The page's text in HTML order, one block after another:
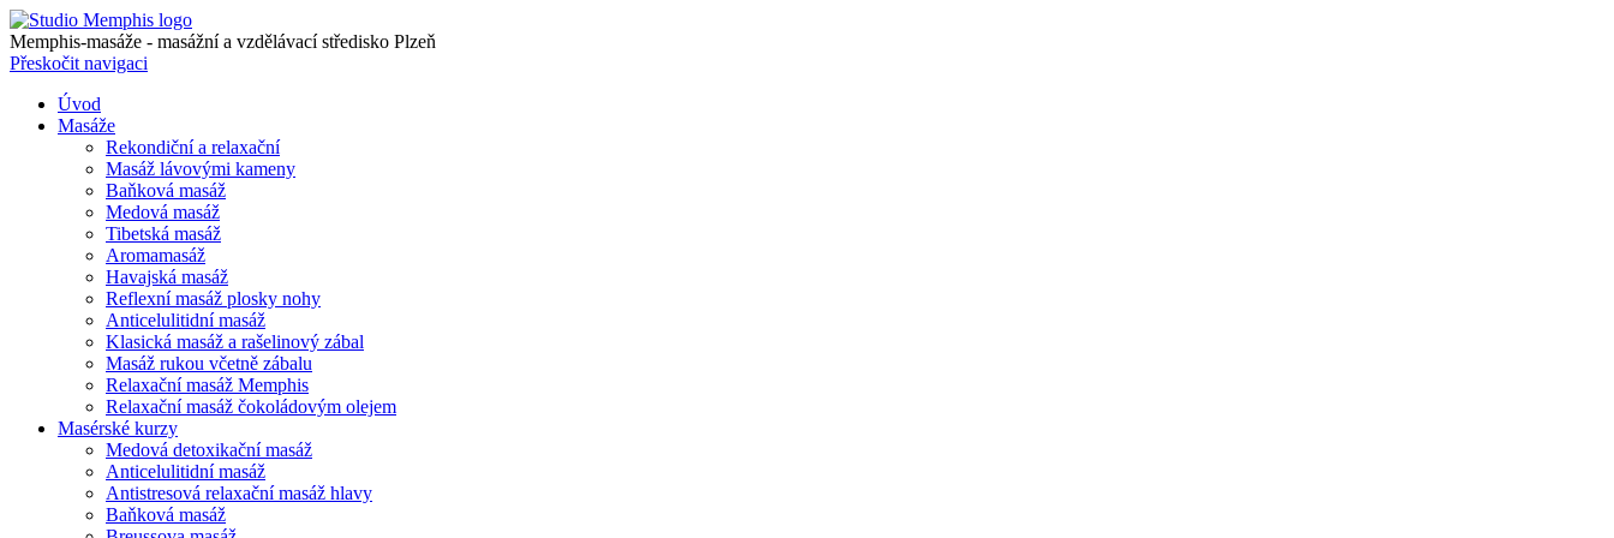
Memphis-masáže - masážní a vzdělávací středisko Plzeň
Přeskočit navigaci
Úvod
Masáže
Rekondiční a relaxační
Masáž lávovými kameny
Baňková masáž
Medová masáž
Tibetská masáž
Aromamasáž
Havajská masáž
Reflexní masáž plosky nohy
Anticelulitidní masáž
Klasická masáž a rašelinový zábal
Masáž rukou včetně zábalu
Relaxační masáž Memphis
Relaxační masáž čokoládovým olejem
Masérské kurzy
Medová detoxikační masáž
Anticelulitidní masáž
Antistresová relaxační masáž hlavy
Baňková masáž